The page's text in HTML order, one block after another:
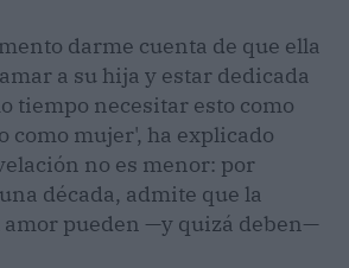
darme cuenta de que ella
a su hija y estar dedicada
tiempo necesitar esto como
como mujer', ha explicado
no es menor: por
década, admite que la
pueden —y quizá deben—